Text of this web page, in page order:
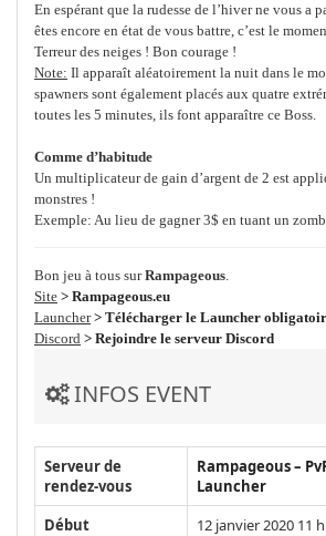
En espérant que la rudesse de l’hiver ne vous a
êtes encore en état de vous battre, c’est le
Terreur des neiges ! Bon courage !
Note: Il apparaît aléatoirement la nuit dans le
spawners sont également placés aux quatre
toutes les 5 minutes, ils font apparaître ce Boss.
Comme d’habitude
Un multiplicateur de gain d’argent de 2 est
monstres !
Exemple: Au lieu de gagner 3$ en tuant un
Bon jeu à tous surRampageous.
Site > Rampageous.eu
Launcher > Télécharger le Launcher
Discord > Rejoindre le serveur Discord
INFOS EVENT
Serveur de
rendez-vous
Rampageous –
Launcher
Début
12 janvier 2020 11